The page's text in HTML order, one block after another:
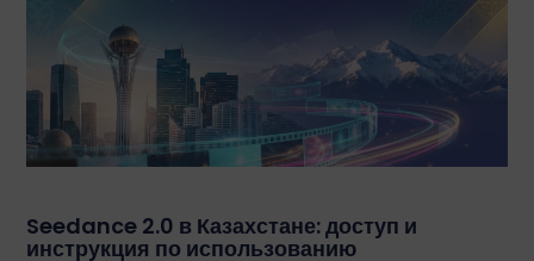
Seedance 2.0 в Казахстане: доступ и
инструкция по использованию